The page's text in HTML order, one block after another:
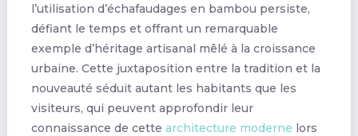
l’utilisation d’échafaudages en bambou persiste,
défiant le temps et offrant un remarquable
exemple d’héritage artisanal mêlé à la croissance
urbaine. Cette juxtaposition entre la tradition et la
nouveauté séduit autant les habitants que les
visiteurs, qui peuvent approfondir leur
connaissance de cette architecture moderne lors